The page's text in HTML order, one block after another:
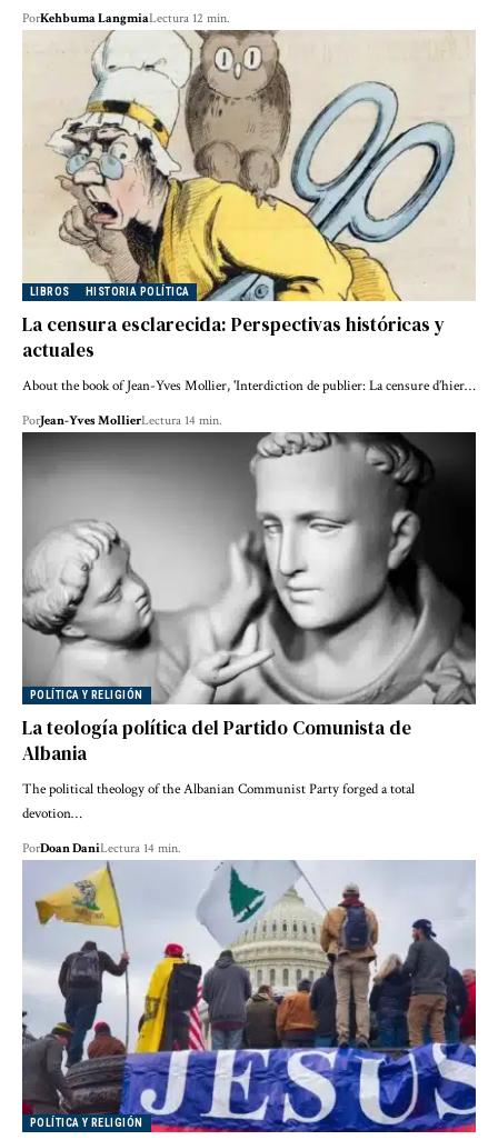
PorKehbuma LangmiaLectura 12 min.
LIBROS HISTORIA POLÍTICA
La censura esclarecida: Perspectivas históricas y
actuales
About the book of Jean-Yves Mollier, 'Interdiction de publier: La censure d’hier…
PorJean-Yves MollierLectura 14 min.
POLÍTICA Y RELIGIÓN
La teología política del Partido Comunista de
Albania
The political theology of the Albanian Communist Party forged a total
devotion…
PorDoan DaniLectura 14 min.
POLÍTICA Y RELIGIÓN